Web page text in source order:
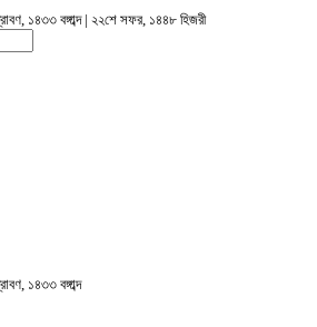
১৪৩৩ বঙ্গাব্দ | ২২শে সফর, ১৪৪৮ হিজরী
১৪৩৩ বঙ্গাব্দ